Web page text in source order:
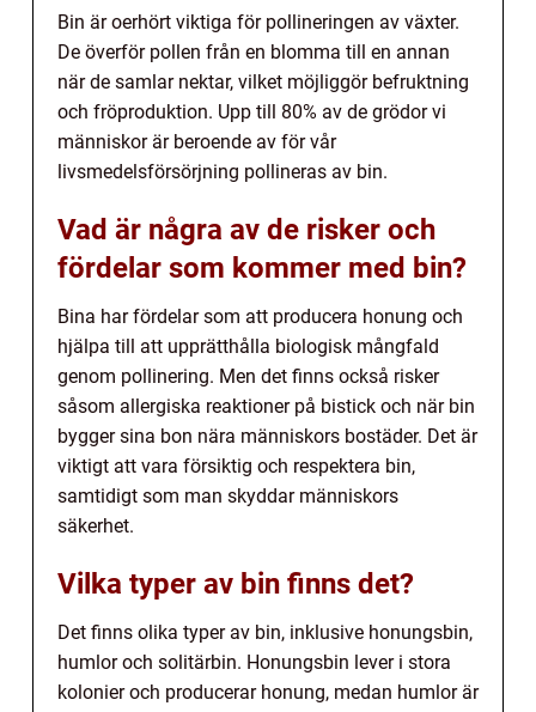
Bin är oerhört viktiga för pollineringen av växter.
De överför pollen från en blomma till en annan
när de samlar nektar, vilket möjliggör befruktning
och fröproduktion. Upp till 80% av de grödor vi
människor är beroende av för vår
livsmedelsförsörjning pollineras av bin.
Vad är några av de risker och
fördelar som kommer med bin?
Bina har fördelar som att producera honung och
hjälpa till att upprätthålla biologisk mångfald
genom pollinering. Men det finns också risker
såsom allergiska reaktioner på bistick och när bin
bygger sina bon nära människors bostäder. Det är
viktigt att vara försiktig och respektera bin,
samtidigt som man skyddar människors
säkerhet.
Vilka typer av bin finns det?
Det finns olika typer av bin, inklusive honungsbin,
humlor och solitärbin. Honungsbin lever i stora
kolonier och producerar honung, medan humlor är